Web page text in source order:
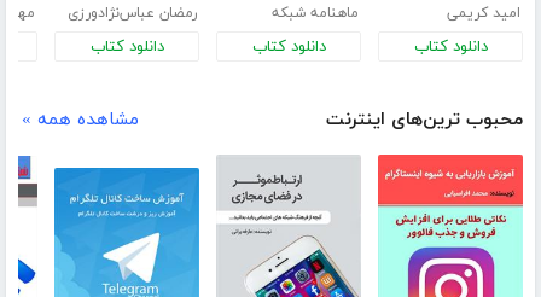
امید کریمی
دانلود کتاب
ماهنامه شبکه
دانلود کتاب
رمضان عباس‌نژادورزی
دانلود کتاب
محبوب ترین‌های اینترنت مشاهده همه »